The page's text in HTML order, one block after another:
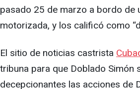
pasado 25 de marzo a bordo de
motorizada, y los calificó como
El sitio de noticias castrista
tribuna para que Doblado Simón
decepcionantes las acciones de